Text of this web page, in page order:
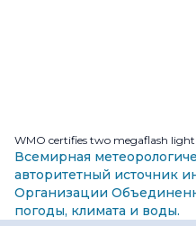
WMO certifies two megaflash
Всемирная
авторитетный источник
Организации
погоды, климата и воды.